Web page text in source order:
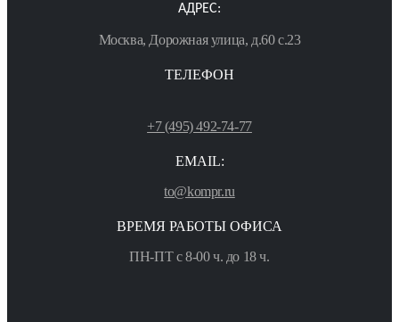
АДРЕС:
Москва, Дорожная улица, д.60 с.23
ТЕЛЕФОН
+7 (495) 492-74-77
EMAIL:
to@kompr.ru
ВРЕМЯ РАБОТЫ ОФИСА
ПН-ПТ с 8-00 ч. до 18 ч.